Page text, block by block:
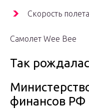
Скорость
Самолет Wee Bee
Так
финансов РФ